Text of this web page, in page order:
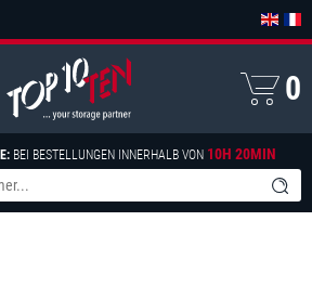
BEI BESTELLUNGEN INNERHALB VON 10H 20MIN
0